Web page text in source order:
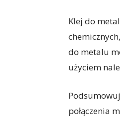
Klej do
do metalu
użyciem
połączenia